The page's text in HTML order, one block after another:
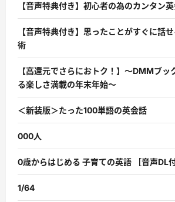
【音声特典付き】初心者の為のカンタン
【音声特典付き】思ったことがすぐに話
術
【高還元でさらにおトク！】〜DMMブッ
る楽しさ満載の年末年始〜
＜新装版＞たった100単語の英会話
000人
0歳からはじめる 子育ての英語 ［音声DL付
1/64